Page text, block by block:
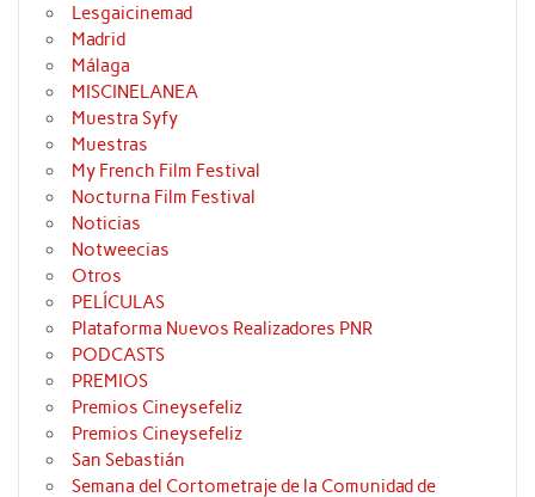
Lesgaicinemad
Madrid
Málaga
MISCINELANEA
Muestra Syfy
Muestras
My French Film Festival
Nocturna Film Festival
Noticias
Notweecias
Otros
PELÍCULAS
Plataforma Nuevos Realizadores PNR
PODCASTS
PREMIOS
Premios Cineysefeliz
Premios Cineysefeliz
San Sebastián
Semana del Cortometraje de la Comunidad de